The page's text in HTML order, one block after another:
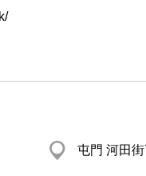
屯門 河田